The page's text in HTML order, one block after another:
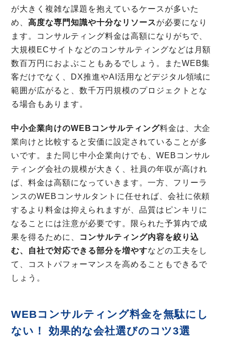
が大きく複雑な課題を抱えているケースが多いた
め、高度な専門知識や十分なリソースが必要になり
ます。コンサルティング料金は高額になりがちで、
大規模ECサイトなどのコンサルティングなどは月額
数百万円におよぶこともあるでしょう。またWEB集
客だけでなく、DX推進やAI活用などデジタル領域に
範囲が広がると、数千万円規模のプロジェクトとな
る場合もあります。
中小企業向けのWEBコンサルティング料金は、大企
業向けと比較すると安価に設定されていることが多
いです。また同じ中小企業向けでも、WEBコンサル
ティング会社の規模が大きく、社員の年収が高けれ
ば、料金は高額になっていきます。一方、フリーラ
ンスのWEBコンサルタントに任せれば、会社に依頼
するより料金は抑えられますが、品質はピンキリに
なることには注意が必要です。限られた予算内で成
果を得るために、
コンサルティング内容を絞り込
む、自社で対応できる部分を増やすなどの工夫をし
て、コストパフォーマンスを高めることもできるで
しょう。
WEBコンサルティング料金を無駄にし
ない！ 効果的な会社選びのコツ3選